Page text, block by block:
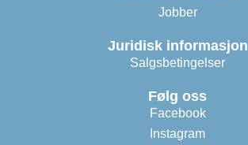
Jobber
Juridisk informasjon
Salgsbetingelser
Følg oss
Facebook
Instagram